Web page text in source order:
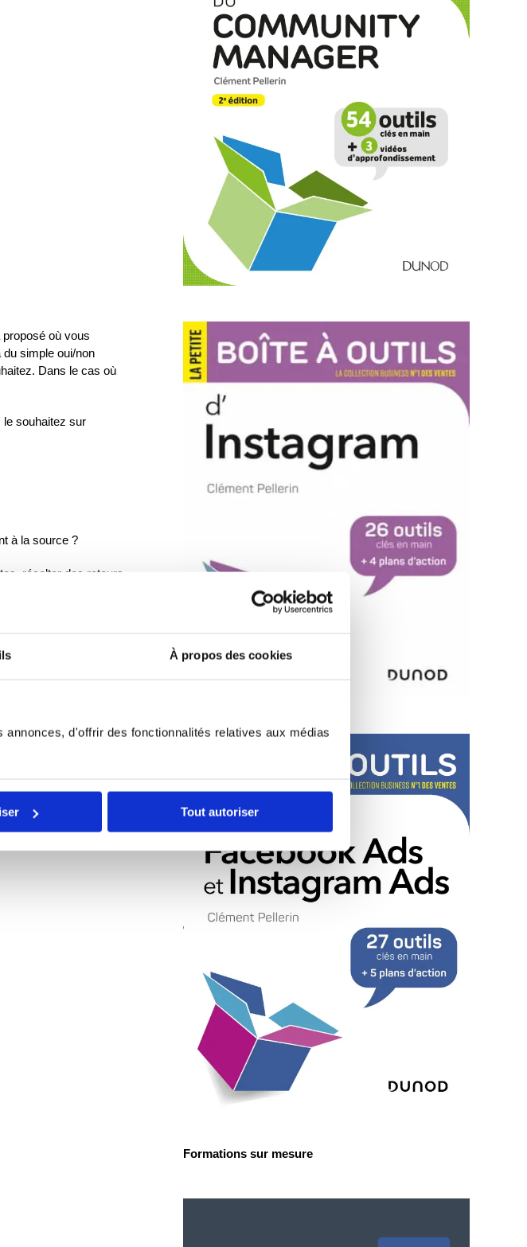
À propos des cookies
d'offrir des fonctionnalités relatives aux médias
Tout autoriser
où vous
simple oui/non
Dans le cas où
le souhaitez sur
à la source ?
récolter des retours
manière de
obtenez des
poser les bonnes
terminé, n’oubliez
Formations sur mesure